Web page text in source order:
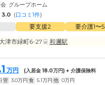
グループホーム
3.0 (口コミ1件)
要支援2 要介護1〜5
津市緑町6-27
和邇駅
万円 (入居金18.0万円) + 介護保険料
管 3.0万円 食 5.1万円 他 0万円